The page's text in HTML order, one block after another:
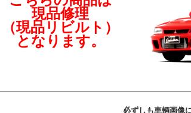
現品修理
（現品リビルト）
となります。
必ずしも車輌画像